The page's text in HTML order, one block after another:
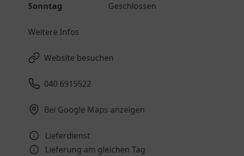
Sonntag
Geschlossen
Weitere Infos
Website besuchen
040 6915522
Bei Google Maps anzeigen
Lieferdienst
Lieferung am gleichen Tag